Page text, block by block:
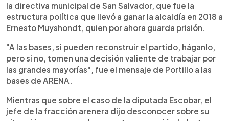
la directiva municipal de San Salvador, que fue la
estructura política que llevó a ganar la alcaldía en 2018 a
Ernesto Muyshondt, quien por ahora guarda prisión.
"A las bases, si pueden reconstruir el partido, háganlo,
pero si no, tomen una decisión valiente de trabajar por
las grandes mayorías", fue el mensaje de Portillo a las
bases de ARENA.
Mientras que sobre el caso de la diputada Escobar, el
jefe de la fracción arenera dijo desconocer sobre su